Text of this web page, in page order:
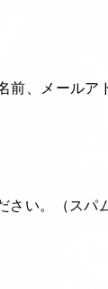
、メールア
い。（スパ